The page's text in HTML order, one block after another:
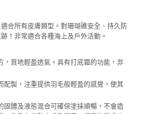
合所有皮膚類型。對珊瑚礁安全、持久防
！非常適合各種海上及戶外活動。
，質地輕盈透氣。具有打底霜的功能，非
配製，注重提供羽毛般輕盈的感覺，使其
固體及液態混合可確保塗抹順暢，不會造